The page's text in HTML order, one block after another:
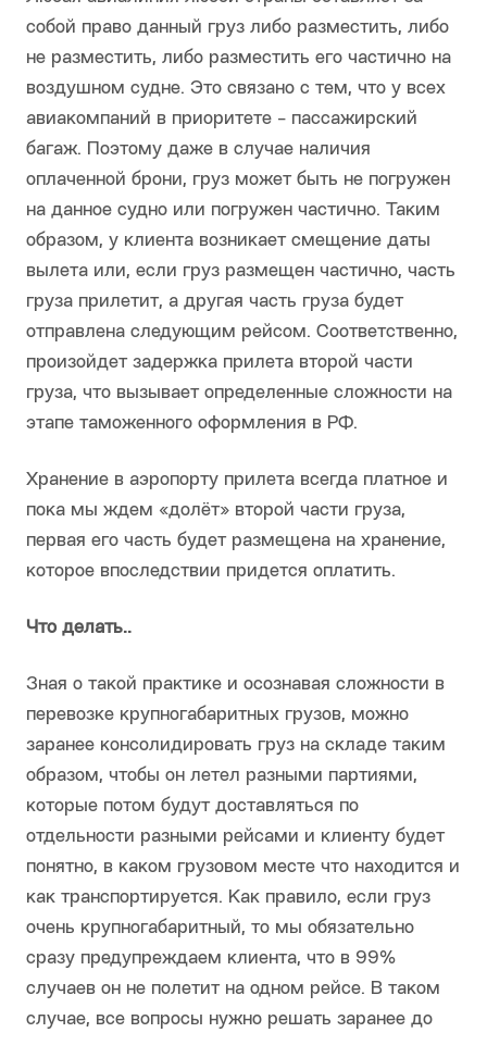
собой право данный груз либо разместить, либо
не разместить, либо разместить его частично на
воздушном судне. Это связано с тем, что у всех
авиакомпаний в приоритете - пассажирский
багаж. Поэтому даже в случае наличия
оплаченной брони, груз может быть не погружен
на данное судно или погружен частично. Таким
образом, у клиента возникает смещение даты
вылета или, если груз размещен частично, часть
груза прилетит, а другая часть груза будет
отправлена следующим рейсом. Соответственно,
произойдет задержка прилета второй части
груза, что вызывает определенные сложности на
этапе таможенного оформления в РФ.
Хранение в аэропорту прилета всегда платное и
пока мы ждем «долёт» второй части груза,
первая его часть будет размещена на хранение,
которое впоследствии придется оплатить.
Что делать..
Зная о такой практике и осознавая сложности в
перевозке крупногабаритных грузов, можно
заранее консолидировать груз на складе таким
образом, чтобы он летел разными партиями,
которые потом будут доставляться по
отдельности разными рейсами и клиенту будет
понятно, в каком грузовом месте что находится и
как транспортируется. Как правило, если груз
очень крупногабаритный, то мы обязательно
сразу предупреждаем клиента, что в 99%
случаев он не полетит на одном рейсе. В таком
случае, все вопросы нужно решать заранее до